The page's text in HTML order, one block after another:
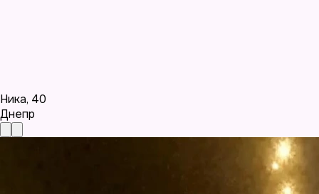
Ника, 40
Днепр